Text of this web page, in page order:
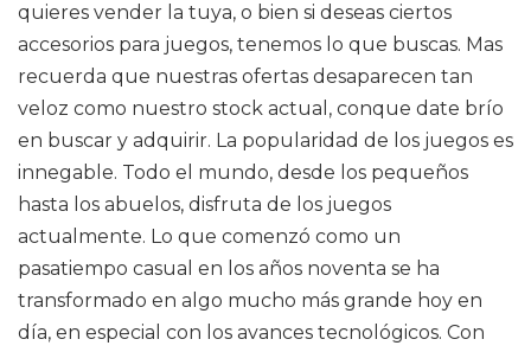
quieres vender la tuya, o bien si deseas ciertos
accesorios para juegos, tenemos lo que buscas. Mas
recuerda que nuestras ofertas desaparecen tan
veloz como nuestro stock actual, conque date brío
en buscar y adquirir. La popularidad de los juegos es
innegable. Todo el mundo, desde los pequeños
hasta los abuelos, disfruta de los juegos
actualmente. Lo que comenzó como un
pasatiempo casual en los años noventa se ha
transformado en algo mucho más grande hoy en
día, en especial con los avances tecnológicos. Con